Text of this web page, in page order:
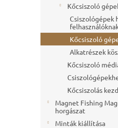
Kőcsiszoló
Csiszológépek
Kőcsiszoló
Alkatrészek
Kőcsiszoló
Kőcsiszolás
Magnet Fishing
horgászat
Minták kiállítása